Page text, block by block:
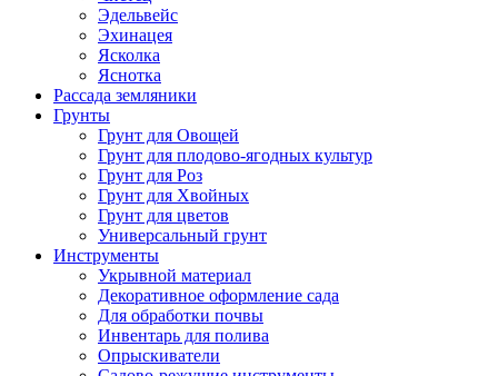
Эдельвейс
Эхинацея
Ясколка
Яснотка
Рассада земляники
Грунты
Грунт для Овощей
Грунт для плодово-ягодных культур
Грунт для Роз
Грунт для Хвойных
Грунт для цветов
Универсальный грунт
Инструменты
Укрывной материал
Декоративное оформление сада
Для обработки почвы
Инвентарь для полива
Опрыскиватели